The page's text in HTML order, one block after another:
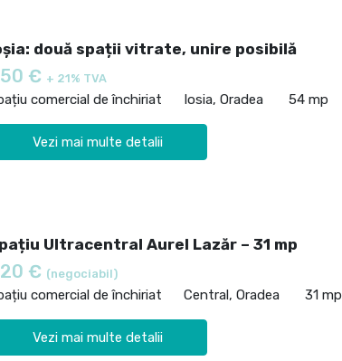
două spații vitrate, unire posibilă
€ + 21% TVA
comercial de închiriat Iosia, Oradea 54 mp
Vezi mai multe detalii
Ultracentral Aurel Lazăr – 31 mp
€ (negociabil)
comercial de închiriat Central, Oradea 31 mp
Vezi mai multe detalii